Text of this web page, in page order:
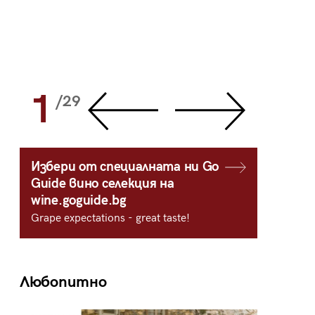
1 /29
Избери от специалната ни Go
Guide вино селекция на
wine.goguide.bg
Grape expectations - great taste!
Любопитно